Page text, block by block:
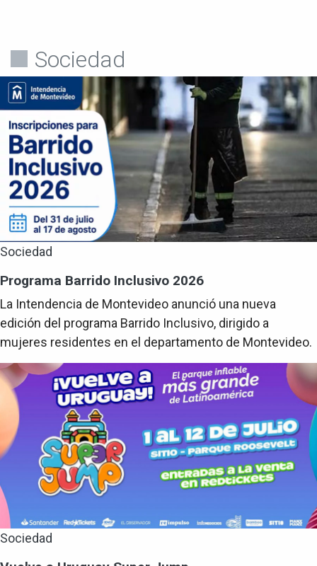
Sociedad
Sociedad
Programa Barrido Inclusivo 2026
La Intendencia de Montevideo anunció una nueva
edición del programa Barrido Inclusivo, dirigido a
mujeres residentes en el departamento de Montevideo.
Sociedad